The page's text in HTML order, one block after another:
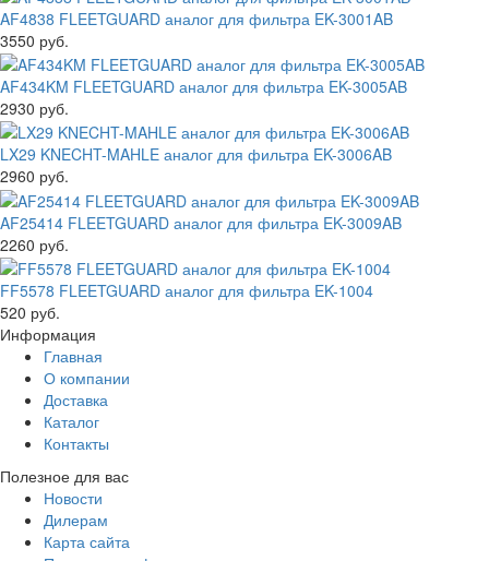
AF4838 FLEETGUARD аналог для фильтра EK-3001AB
3550 руб.
AF434KM FLEETGUARD аналог для фильтра EK-3005AB
2930 руб.
LX29 KNECHT-MAHLE аналог для фильтра EK-3006AB
2960 руб.
AF25414 FLEETGUARD аналог для фильтра EK-3009AB
2260 руб.
FF5578 FLEETGUARD аналог для фильтра EK-1004
520 руб.
Информация
Главная
О компании
Доставка
Каталог
Контакты
Полезное для вас
Новости
Дилерам
Карта сайта